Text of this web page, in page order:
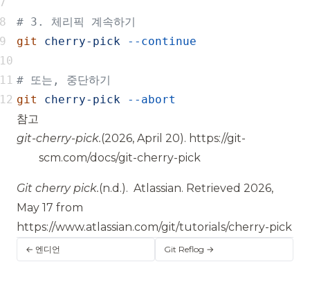
git
cherry-pick
git
cherry-pick
--abort
참고
git-cherry-pick.(2026, April 20). https://git-
scm.com/docs/git-cherry-pick
Git cherry pick.(n.d.). Atlassian. Retrieved 2026,
May 17 from
https://www.atlassian.com/git/tutorials/cherry-pick
← 엔디언 Git Reflog →